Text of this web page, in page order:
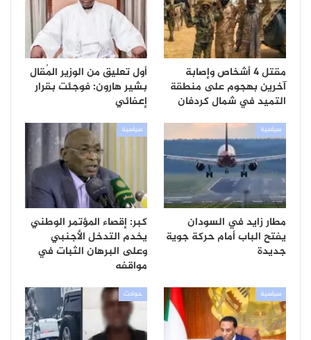
مقتل 4 أشخاص وإصابة
آخرين بهجوم على منطقة
التميد في شمال كردفان
أول تعليق من الوزير المُقال
بشير هارون: فوجئت بقرار
إعفائي
سياسية
مطار زايد في السودان
يفتح الباب أمام حركة جوية
جديدة
سياسية
كبر: إقصاء المؤتمر الوطني
يخدم التدخل الأجنبي
وعلى البرهان الثبات في
مواقفه
سياسية حوادث